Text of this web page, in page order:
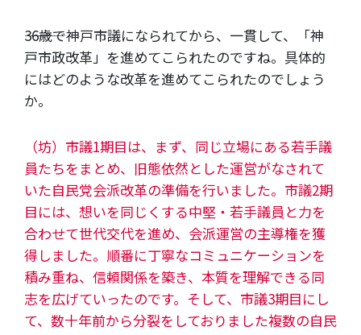
―――36歳で神戸市議になられてから、一貫して、「神
戸市政改革」を進めてこられたのですね。具体的
にはどのような改革を進めてこられたのでしょう
か。
（坊）市議1期目は、まず、同じ立場にある若手議
員たちをまとめ、旧態依然とした運営がなされて
いた自民党会派改革の準備を行いました。市議2期
目には、想いを同じくする中堅・若手議員と力を
合わせて世代交代を進め、会派運営の主導権を獲
得しました。順番に丁寧なコミュニケーションを
積み重ね、信頼関係を築き、本質を理解できる同
志を広げていったのです。そして、市議3期目にし
て、数十年前から分裂をしておりました複数の自民